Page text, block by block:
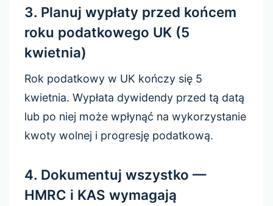
3. Planuj wypłaty przed końcem
roku podatkowego UK (5
kwietnia)
Rok podatkowy w UK kończy się 5
kwietnia. Wypłata dywidendy przed tą datą
lub po niej może wpłynąć na wykorzystanie
kwoty wolnej i progresję podatkową.
4. Dokumentuj wszystko —
HMRC i KAS wymagają